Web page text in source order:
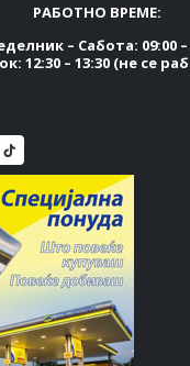
РАБОТНО ВРЕМЕ:
– Сабота: 09:00 –
12:30 – 13:30 (не се